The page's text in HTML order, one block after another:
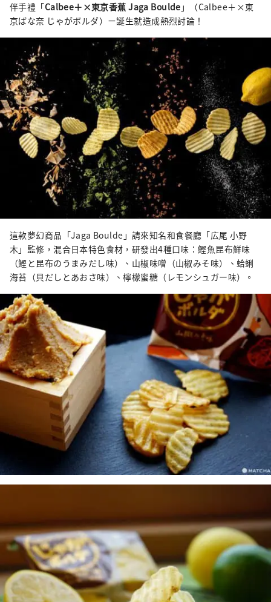
伴手禮「Calbee＋×東京香蕉 Jaga Boulde 」（Calbee＋×東
京ばな奈 じゃがボルダ）ㄧ誕生就造成熱烈討論！
這款夢幻商品「Jaga Boulde」請來知名和食餐廳「広尾 小野
木」監修，混合日本特色食材，研發出4種口味：鰹魚昆布鮮味
（鰹と昆布のうまみだし味）、山椒味噌（山椒みそ味）、蛤蜊
海苔（貝だしとあおさ味）、檸檬蜜糖（レモンシュガー味）。